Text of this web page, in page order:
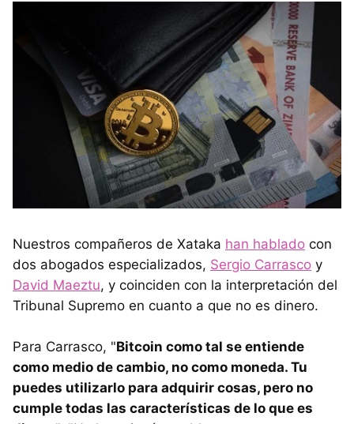
Nuestros compañeros de Xataka han hablado con
dos abogados especializados, Sergio Carrasco y
David Maeztu, y coinciden con la interpretación del
Tribunal Supremo en cuanto a que no es dinero.
Para Carrasco, "Bitcoin como tal se entiende
como medio de cambio, no como moneda. Tu
puedes utilizarlo para adquirir cosas, pero no
cumple todas las características de lo que es